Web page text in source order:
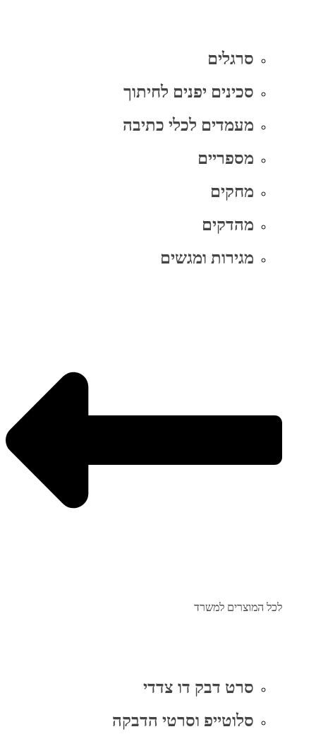
סרגלים
סכינים יפנים לחיתוך
מעמדים לכלי כתיבה
מספריים
מחקים
מהדקים
מגירות ומגשים
לכל המוצרים למשרד
סרט דבק דו צדדי
סלוטייפ וסרטי הדבקה